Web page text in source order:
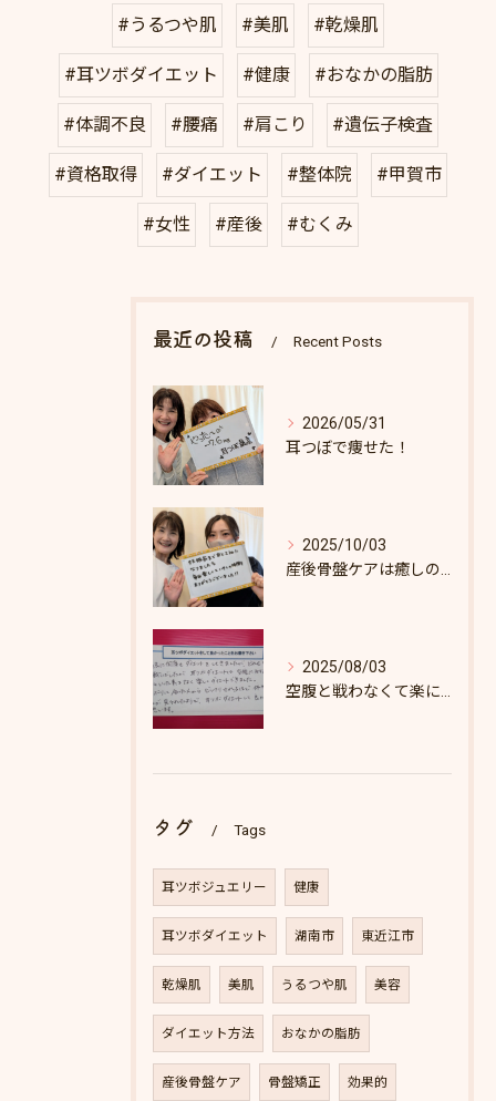
#うるつや肌 #美肌 #乾燥肌
#耳ツボダイエット #健康 #おなかの脂肪
#体調不良 #腰痛 #肩こり #遺伝子検査
#資格取得 #ダイエット #整体院 #甲賀市
#女性 #産後 #むくみ
最近の投稿 Recent Posts
2026/05/31
耳つぼで痩せた！
2025/10/03
2025/08/03
タグ Tags
耳ツボジュエリー 健康
耳ツボダイエット 湖南市 東近江市
乾燥肌 美肌 うるつや肌 美容
ダイエット方法 おなかの脂肪
産後骨盤ケア 骨盤矯正 効果的